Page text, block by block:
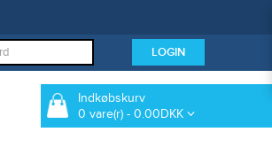
Indkøbskurv
0 vare(r) - 0.00DKK